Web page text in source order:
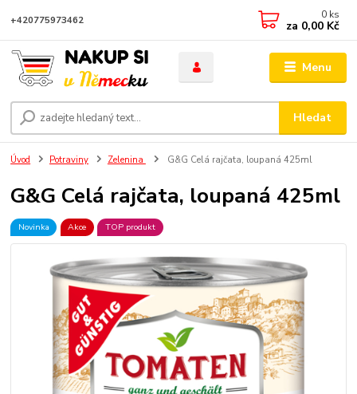
Menu
Hledat
+420775973462 0 ks
za 0,00 Kč
Úvod Potraviny Zelenina G&G Celá rajčata, loupaná 425ml
G&G Celá rajčata, loupaná 425ml
Novinka Akce TOP produkt